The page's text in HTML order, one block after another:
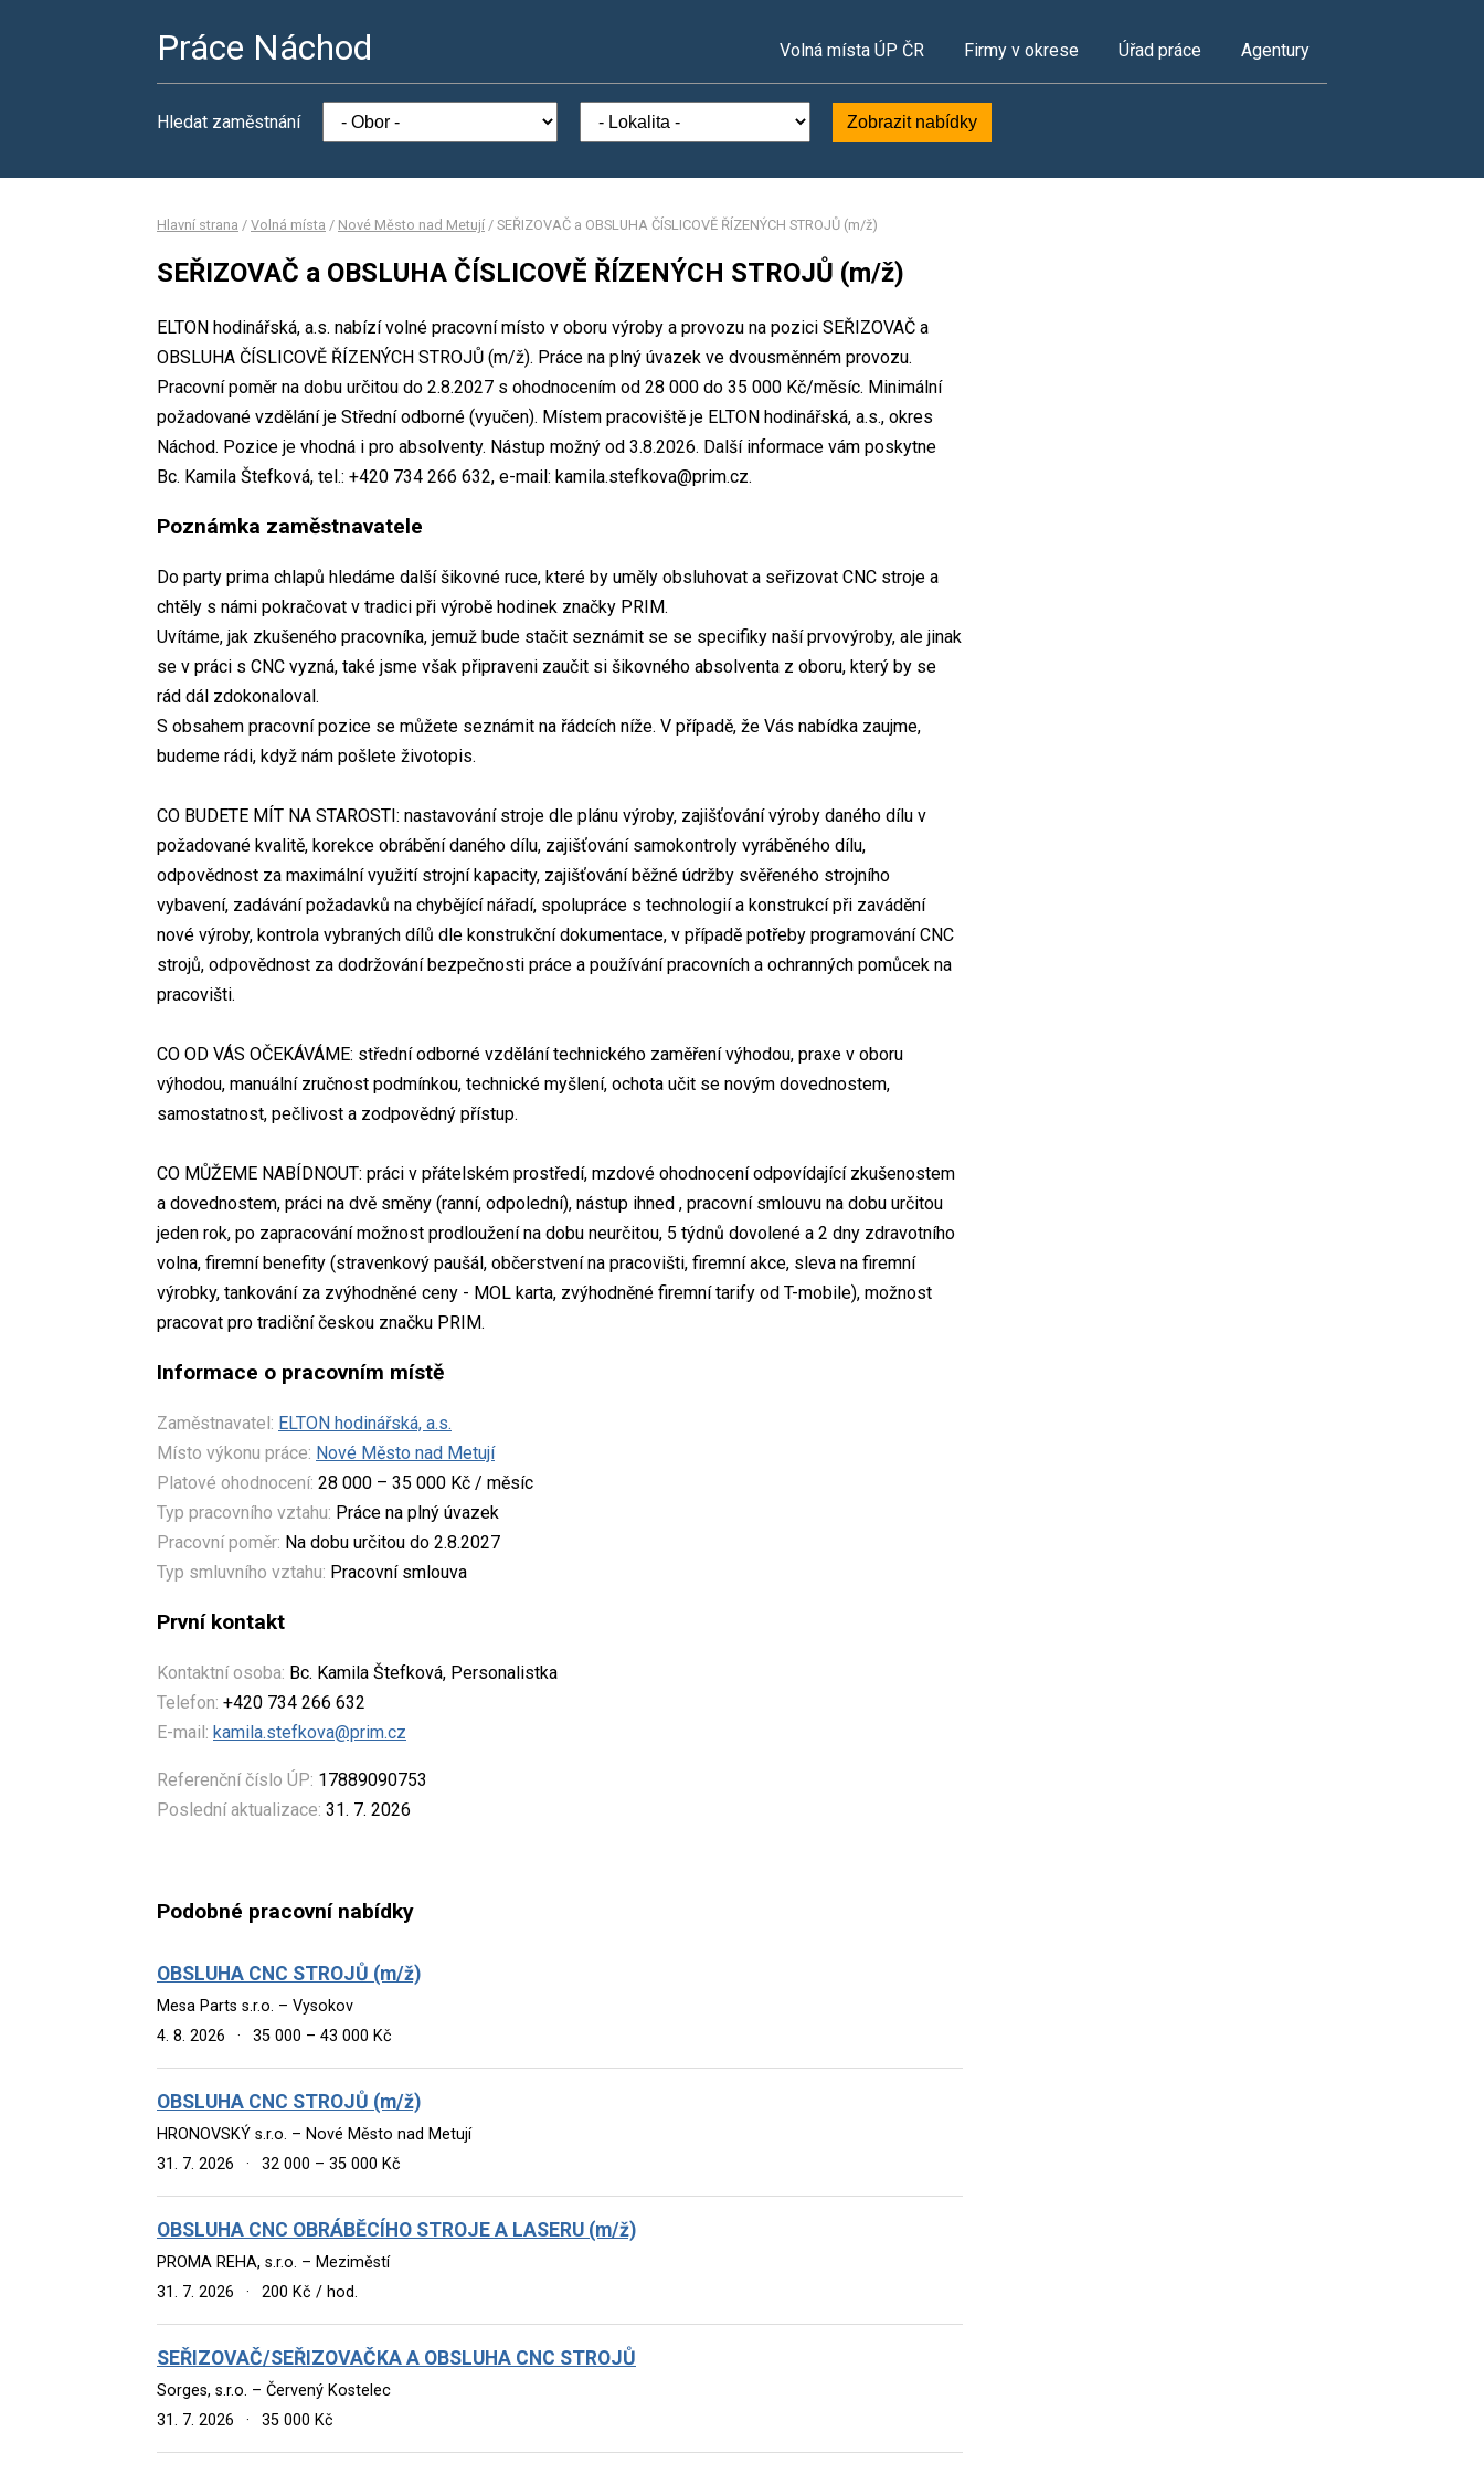
Práce Náchod Volná místa ÚP ČR Firmy v okrese Úřad práce Agentury
Hledat zaměstnání Zobrazit nabídky
Hlavní strana / Volná místa / Nové Město nad Metují / SEŘIZOVAČ a OBSLUHA ČÍSLICOVĚ ŘÍZENÝCH STROJŮ (m/ž)
SEŘIZOVAČ a OBSLUHA ČÍSLICOVĚ ŘÍZENÝCH STROJŮ (m/ž)
ELTON hodinářská, a.s. nabízí volné pracovní místo v oboru výroby a provozu na pozici SEŘIZOVAČ a
OBSLUHA ČÍSLICOVĚ ŘÍZENÝCH STROJŮ (m/ž). Práce na plný úvazek ve dvousměnném provozu.
Pracovní poměr na dobu určitou do 2.8.2027 s ohodnocením od 28 000 do 35 000 Kč/měsíc. Minimální
požadované vzdělání je Střední odborné (vyučen). Místem pracoviště je ELTON hodinářská, a.s., okres
Náchod. Pozice je vhodná i pro absolventy. Nástup možný od 3.8.2026. Další informace vám poskytne
Bc. Kamila Štefková, tel.: +420 734 266 632, e-mail: kamila.stefkova@prim.cz.
Poznámka zaměstnavatele
Do party prima chlapů hledáme další šikovné ruce, které by uměly obsluhovat a seřizovat CNC stroje a
chtěly s námi pokračovat v tradici při výrobě hodinek značky PRIM.
Uvítáme, jak zkušeného pracovníka, jemuž bude stačit seznámit se se specifiky naší prvovýroby, ale jinak
se v práci s CNC vyzná, také jsme však připraveni zaučit si šikovného absolventa z oboru, který by se
rád dál zdokonaloval.
S obsahem pracovní pozice se můžete seznámit na řádcích níže. V případě, že Vás nabídka zaujme,
budeme rádi, když nám pošlete životopis.
CO BUDETE MÍT NA STAROSTI: nastavování stroje dle plánu výroby, zajišťování výroby daného dílu v
požadované kvalitě, korekce obrábění daného dílu, zajišťování samokontroly vyráběného dílu,
odpovědnost za maximální využití strojní kapacity, zajišťování běžné údržby svěřeného strojního
vybavení, zadávání požadavků na chybějící nářadí, spolupráce s technologií a konstrukcí při zavádění
nové výroby, kontrola vybraných dílů dle konstrukční dokumentace, v případě potřeby programování CNC
strojů, odpovědnost za dodržování bezpečnosti práce a používání pracovních a ochranných pomůcek na
pracovišti.
CO OD VÁS OČEKÁVÁME: střední odborné vzdělání technického zaměření výhodou, praxe v oboru
výhodou, manuální zručnost podmínkou, technické myšlení, ochota učit se novým dovednostem,
samostatnost, pečlivost a zodpovědný přístup.
CO MŮŽEME NABÍDNOUT: práci v přátelském prostředí, mzdové ohodnocení odpovídající zkušenostem
a dovednostem, práci na dvě směny (ranní, odpolední), nástup ihned , pracovní smlouvu na dobu určitou
jeden rok, po zapracování možnost prodloužení na dobu neurčitou, 5 týdnů dovolené a 2 dny zdravotního
volna, firemní benefity (stravenkový paušál, občerstvení na pracovišti, firemní akce, sleva na firemní
výrobky, tankování za zvýhodněné ceny - MOL karta, zvýhodněné firemní tarify od T-mobile), možnost
pracovat pro tradiční českou značku PRIM.
Informace o pracovním místě
Zaměstnavatel: ELTON hodinářská, a.s.
Místo výkonu práce: Nové Město nad Metují
Platové ohodnocení: 28 000 – 35 000 Kč / měsíc
Typ pracovního vztahu: Práce na plný úvazek
Pracovní poměr: Na dobu určitou do 2.8.2027
Typ smluvního vztahu: Pracovní smlouva
První kontakt
Kontaktní osoba: Bc. Kamila Štefková, Personalistka
Telefon: +420 734 266 632
E-mail: kamila.stefkova@prim.cz
Referenční číslo ÚP: 17889090753
Poslední aktualizace: 31. 7. 2026
Podobné pracovní nabídky
OBSLUHA CNC STROJŮ (m/ž)
Mesa Parts s.r.o. – Vysokov
4. 8. 2026
· 35 000 – 43 000 Kč
OBSLUHA CNC STROJŮ (m/ž)
HRONOVSKÝ s.r.o. – Nové Město nad Metují
31. 7. 2026
· 32 000 – 35 000 Kč
OBSLUHA CNC OBRÁBĚCÍHO STROJE A LASERU (m/ž)
PROMA REHA, s.r.o. – Meziměstí
31. 7. 2026
· 200 Kč / hod.
SEŘIZOVAČ/SEŘIZOVAČKA A OBSLUHA CNC STROJŮ
Sorges, s.r.o. – Červený Kostelec
31. 7. 2026
· 35 000 Kč